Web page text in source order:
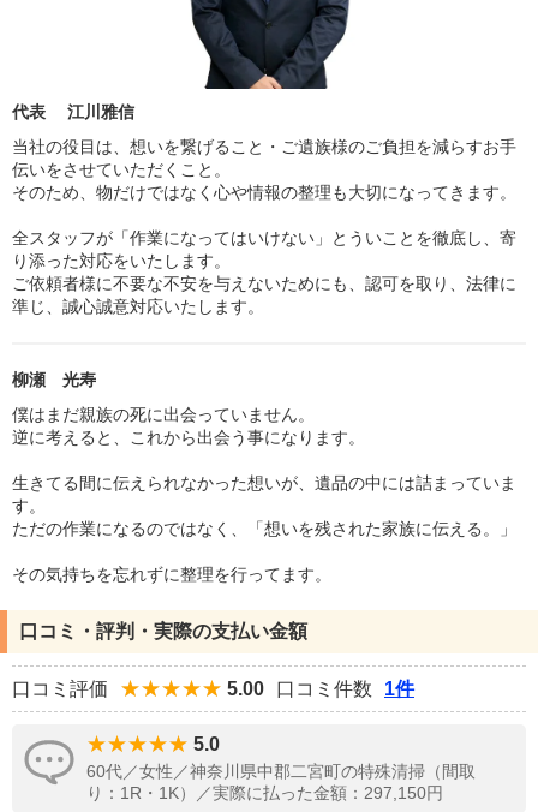
代表 江川雅信
当社の役目は、想いを繋げること・ご遺族様のご負担を減らすお手
伝いをさせていただくこと。
そのため、物だけではなく心や情報の整理も大切になってきます。
全スタッフが「作業になってはいけない」とういことを徹底し、寄
り添った対応をいたします。
ご依頼者様に不要な不安を与えないためにも、認可を取り、法律に
準じ、誠心誠意対応いたします。
柳瀬 光寿
僕はまだ親族の死に出会っていません。
逆に考えると、これから出会う事になります。
生きてる間に伝えられなかった想いが、遺品の中には詰まっていま
す。
ただの作業になるのではなく、「想いを残された家族に伝える。」
その気持ちを忘れずに整理を行ってます。
口コミ・評判・実際の支払い金額
口コミ評価 5.00 口コミ件数 1件
5.0
60代／女性／神奈川県中郡二宮町の特殊清掃（間取
り：1R・1K）／実際に払った金額：297,150円